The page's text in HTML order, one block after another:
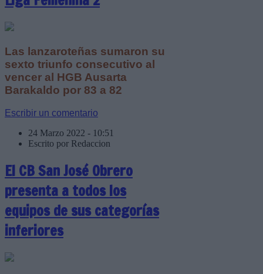
Las lanzaroteñas sumaron su
sexto triunfo consecutivo al
vencer al HGB Ausarta
Barakaldo por 83 a 82
Escribir un comentario
24 Marzo 2022 - 10:51
Escrito por Redaccion
El CB San José Obrero
presenta a todos los
equipos de sus categorías
inferiores